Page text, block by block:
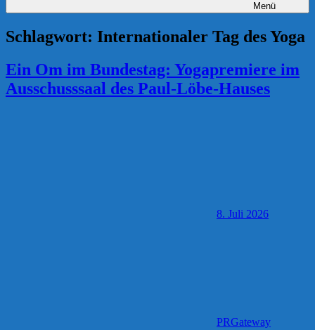
Menü
Schlagwort: Internationaler Tag des Yoga
Ein Om im Bundestag: Yogapremiere im
Ausschusssaal des Paul-Löbe-Hauses
8. Juli 2026
PRGateway